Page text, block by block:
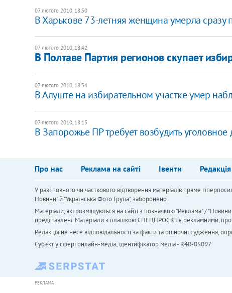
07 лютого 2010, 18:50
В Харькове 73-летняя женщина умерла сразу
07 лютого 2010, 18:42
В Полтаве Партия регионов скупает
07 лютого 2010, 18:34
В Алуште на избирательном участке умер
07 лютого 2010, 18:15
В Запорожье ПР требует возбудить
Про нас Реклама на сайті Івенти Редакція
У разі повного чи часткового відтворення матеріалів пряме
Новини" й "Українська Фото Група", заборонено.
Матеріали, які розміщуються на сайті з позначкою "Реклама" /
представлені. Матеріали з плашкою СПЕЦПРОЄКТ є рекламними,
Редакція не несе відповідальності за факти та оціночні судження,
Cуб'єкт у сфері онлайн-медіа; ідентифікатор медіа - R40-05097
РЕКЛАМА